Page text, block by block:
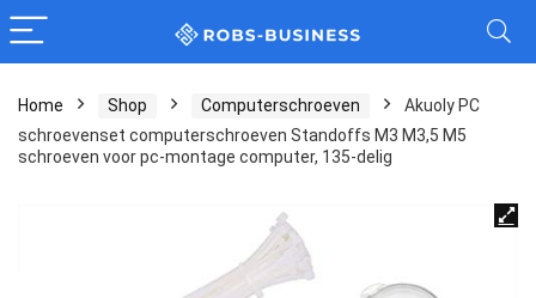
Home Shop Computerschroeven
Akuoly PC
schroevenset computerschroeven Standoffs M3 M3,5 M5
schroeven voor pc-montage computer, 135-delig